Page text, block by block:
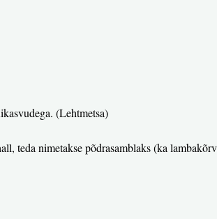
(Lehtmetsa)
teda nimetakse põdrasamblaks (ka